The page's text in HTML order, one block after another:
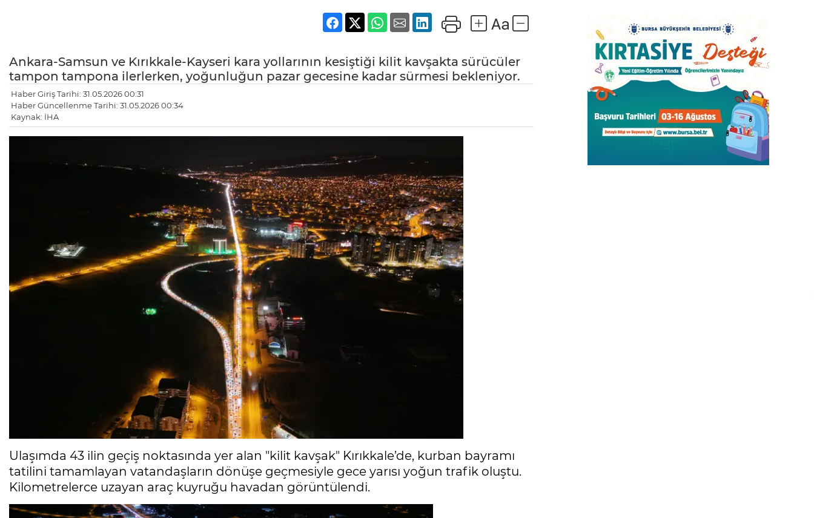
Ankara-Samsun ve Kırıkkale-Kayseri kara yollarının kesiştiği kilit kavşakta sürücüler
tampon tampona ilerlerken, yoğunluğun pazar gecesine kadar sürmesi bekleniyor.
Haber Giriş Tarihi: 31.05.2026 00:31
Haber Güncellenme Tarihi: 31.05.2026 00:34
Kaynak: İHA
Ulaşımda 43 ilin geçiş noktasında yer alan "kilit kavşak" Kırıkkale’de, kurban bayramı
tatilini tamamlayan vatandaşların dönüşe geçmesiyle gece yarısı yoğun trafik oluştu.
Kilometrelerce uzayan araç kuyruğu havadan görüntülendi.